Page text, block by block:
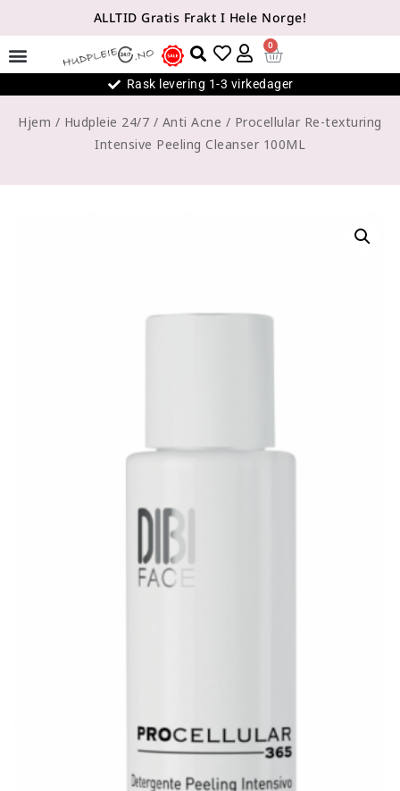
ALLTID Gratis Frakt I Hele Norge!
0
Rask levering 1-3 virkedager
Hjem / Hudpleie 24/7 / Anti Acne / Procellular Re-texturing
Intensive Peeling Cleanser 100ML